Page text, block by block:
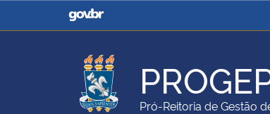
Casa Civil
Ministério da
Ministério da Agricultura,
Pecuária e Abastecimento
Ministério da
Pró-Reitoria de Gestão